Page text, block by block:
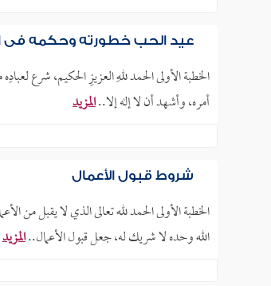
عيد الحب خطورته وحكمه في
الخطبة الأولى الحمد للهِ العزيزِ الحكيم، شرع
أمره، وأشهد أن لا إله إلا..المزيد
شروط قبول الأعمال
الخطبة الأولى الحمد لله تعالى الذي لا يقبل من
الله وحده لا شريك له، جعل قبول الأعمال..المزيد